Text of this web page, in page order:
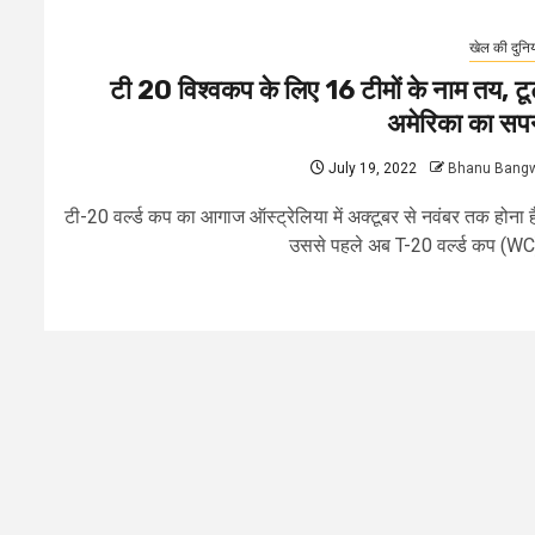
खेल की
टी 20 विश्वकप के लिए 16 टीमों के नाम तय,
अमेरिका का
July 19, 2022 Bhanu
टी-20 वर्ल्ड कप का आगाज ऑस्ट्रेलिया में अक्टूबर से नवंबर तक होना
उससे पहले अब T-20 वर्ल्ड कप